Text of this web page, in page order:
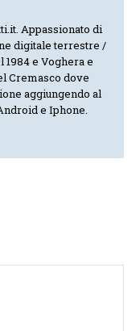
Appassionato di
digitale terrestre /
e Voghera e
Cremasco dove
aggiungendo al
e Iphone.